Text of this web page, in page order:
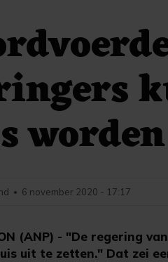
(ANP) - "De regering
uit te zetten." Dat zei
• 6 november 2020 - 17:17